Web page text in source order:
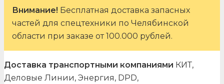
Внимание! Бесплатная доставка запасных
частей для спецтехники по Челябинской
области при заказе от 100.000 рублей.
Доставка транспортными компаниями КИТ,
Деловые Линии, Энергия, DPD,